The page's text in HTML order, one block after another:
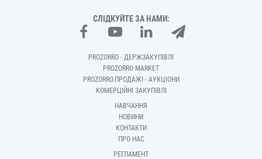
СЛІДКУЙТЕ ЗА НАМИ:
PROZORRO - ДЕРЖЗАКУПІВЛІ
PROZORRO MARKET
PROZORRO.ПРОДАЖІ - АУКЦІОНИ
КОМЕРЦІЙНІ ЗАКУПІВЛІ
НАВЧАННЯ
НОВИНИ
КОНТАКТИ
ПРО НАС
РЕГЛАМЕНТ